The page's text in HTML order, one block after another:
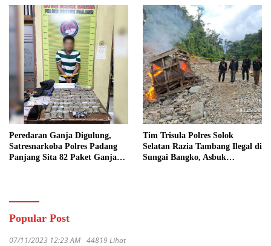
Peredaran Ganja Digulung,
Satresnarkoba Polres Padang
Panjang Sita 82 Paket Ganja
Tim Trisula Polres Solok
Selatan Razia Tambang Ilegal di
Sungai Bangko, Asbuk
Popular Post
07/11/2023 12:23 AM 44819 Lihat